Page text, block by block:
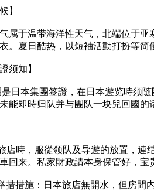
】
属于温带海洋性天气，北端位于
。夏日酷热，以短袖活動打扮等简
须知】
是日本集團签證，在日本遊览時须
能即時归队并与團队一块兒回國的
店時，服從领队及导遊的放置，連
回来。私家財政請本身保管好，宝
措措施：日本旅店無開水，但房間